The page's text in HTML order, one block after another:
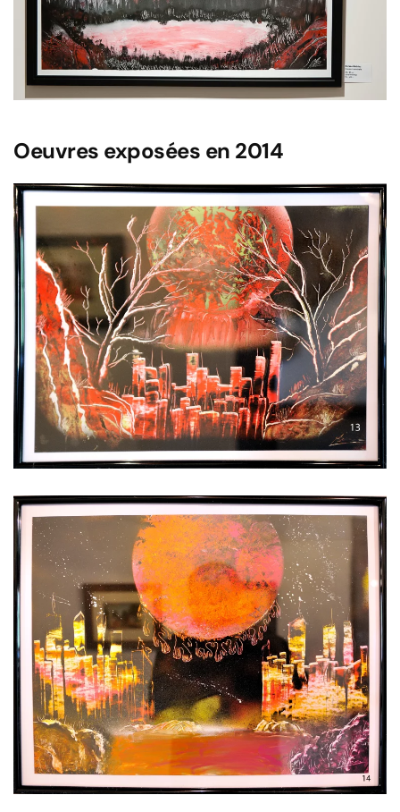
Oeuvres exposées en 2014
Voir l'image
Voir l'image